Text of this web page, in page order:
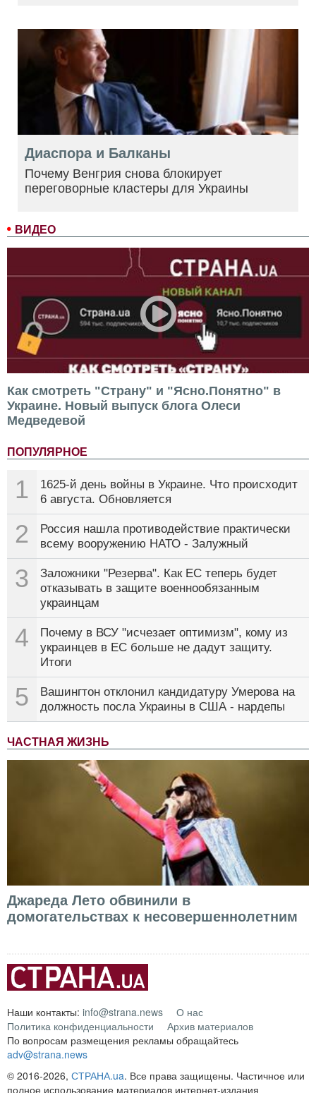
ВИДЕО
Как смотреть "Страну" и "Ясно.Понятно" в
Украине. Новый выпуск блога Олеси
Медведевой
ПОПУЛЯРНОЕ
1
1625-й день войны в Украине. Что происходит
6 августа. Обновляется
2
Россия нашла противодействие практически
всему вооружению НАТО - Залужный
3
Заложники "Резерва". Как ЕС теперь будет
отказывать в защите военнообязанным
украинцам
4
Почему в ВСУ "исчезает оптимизм", кому из
украинцев в ЕС больше не дадут защиту.
Итоги
5
Вашингтон отклонил кандидатуру Умерова на
должность посла Украины в США - нардепы
ЧАСТНАЯ ЖИЗНЬ
Джареда Лето обвинили в
домогательствах к несовершеннолетним
Диаспора и Балканы
Почему Венгрия снова блокирует
переговорные кластеры для Украины
Наши контакты: info@strana.news
О нас
Политика конфиденциальности
Архив материалов
По вопросам размещения рекламы обращайтесь
adv@strana.news
© 2016-2026, СТРАНА.ua. Все права защищены. Частичное или
полное использование материалов интернет-издания